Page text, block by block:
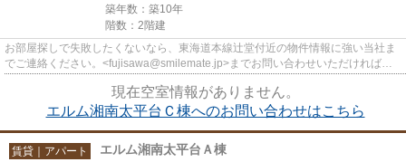
築年数：築10年
階数：2階建
お部屋探しで失敗したくないなら、東海道本線辻堂付近の物件情報に強い当社ま
でご連絡ください。<fujisawa@smilemate.jp>までお問い合わせいただければ、
現在空室情報がありません。
エルム湘南太平台Ｃ棟へのお問い合わせはこちら
賃貸｜アパート エルム湘南太平台Ａ棟